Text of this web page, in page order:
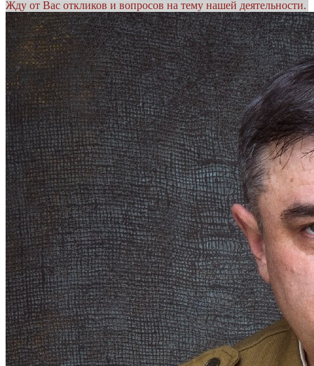
Жду от Вас откликов и вопросов на тему нашей деятельности.